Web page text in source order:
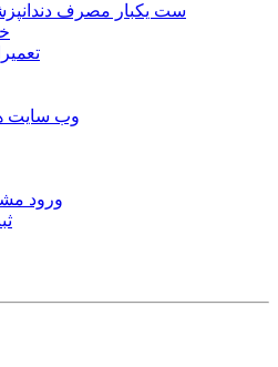
ست یکبار مصرف
وب سایت
ورود